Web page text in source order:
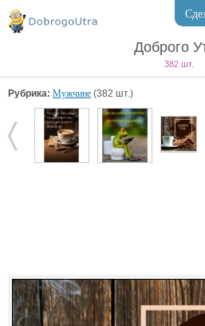
Доброго
382 шт.
Рубрика: Мужчине (382 шт.)